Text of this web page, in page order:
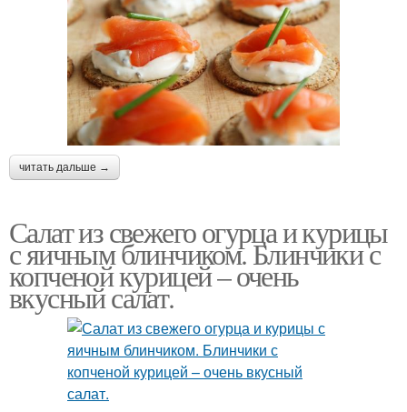
читать дальше →
Салат из свежего огурца и курицы
с яичным блинчиком. Блинчики с
копченой курицей – очень
вкусный салат.